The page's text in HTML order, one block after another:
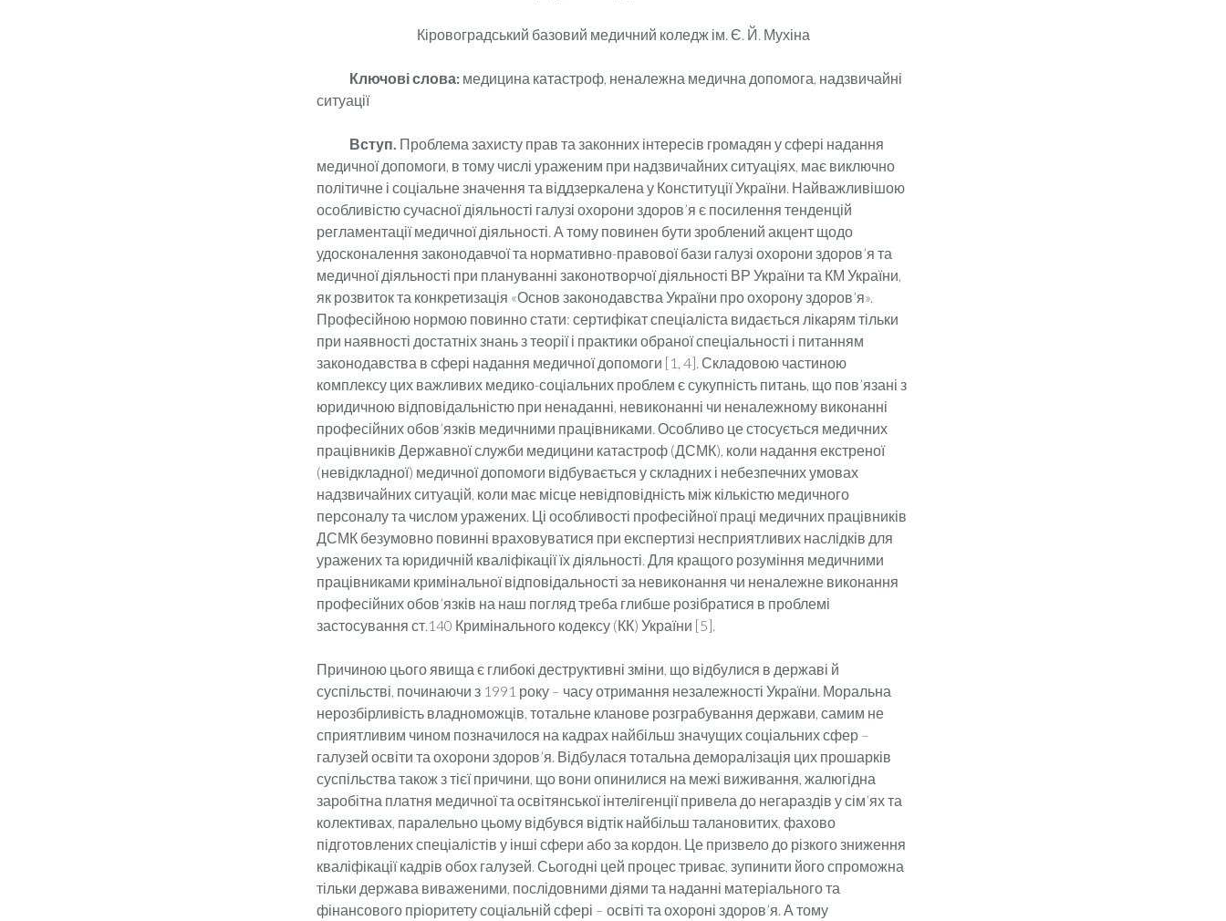
Кіровоградський базовий медичний коледж ім. Є. Й. Мухіна
Ключові слова: медицина катастроф, неналежна медична допомога, надзвичайні
ситуації
Вступ. Проблема захисту прав та законних інтересів громадян у сфері надання
медичної допомоги, в тому числі ураженим при надзвичайних ситуаціях, має виключно
політичне і соціальне значення та віддзеркалена у Конституції України. Найважливішою
особливістю сучасної діяльності галузі охорони здоров’я є посилення тенденцій
регламентації медичної діяльності. А тому повинен бути зроблений акцент щодо
удосконалення законодавчої та нормативно-правової бази галузі охорони здоров’я та
медичної діяльності при плануванні законотворчої діяльності ВР України та КМ України,
як розвиток та конкретизація «Основ законодавства України про охорону здоров’я».
Професійною нормою повинно стати: сертифікат спеціаліста видається лікарям тільки
при наявності достатніх знань з теорії і практики обраної спеціальності і питанням
законодавства в сфері надання медичної допомоги [1, 4]. Складовою частиною
комплексу цих важливих медико-соціальних проблем є сукупність питань, що пов’язані з
юридичною відповідальністю при ненаданні, невиконанні чи неналежному виконанні
професійних обов’язків медичними працівниками. Особливо це стосується медичних
працівників Державної служби медицини катастроф (ДСМК), коли надання екстреної
(невідкладної) медичної допомоги відбувається у складних і небезпечних умовах
надзвичайних ситуацій, коли має місце невідповідність між кількістю медичного
персоналу та числом уражених. Ці особливості професійної праці медичних працівників
ДСМК безумовно повинні враховуватися при експертизі несприятливих наслідків для
уражених та юридичній кваліфікації їх діяльності. Для кращого розуміння медичними
працівниками кримінальної відповідальності за невиконання чи неналежне виконання
професійних обов’язків на наш погляд треба глибше розібратися в проблемі
застосування ст.140 Кримінального кодексу (КК) України [5].
Причиною цього явища є глибокі деструктивні зміни, що відбулися в державі й
суспільстві, починаючи з 1991 року – часу отримання незалежності України. Моральна
нерозбірливість владноможців, тотальне кланове розграбування держави, самим не
сприятливим чином позначилося на кадрах найбільш значущих соціальних сфер –
галузей освіти та охорони здоров’я. Відбулася тотальна деморалізація цих прошарків
суспільства також з тієї причини, що вони опинилися на межі виживання, жалюгідна
заробітна платня медичної та освітянської інтелігенції привела до негараздів у сім’ях та
колективах, паралельно цьому відбувся відтік найбільш талановитих, фахово
підготовлених спеціалістів у інші сфери або за кордон. Це призвело до різкого зниження
кваліфікації кадрів обох галузей. Сьогодні цей процес триває, зупинити його спроможна
тільки держава виваженими, послідовними діями та наданні матеріального та
фінансового пріоритету соціальній сфері – освіті та охороні здоров’я. А тому